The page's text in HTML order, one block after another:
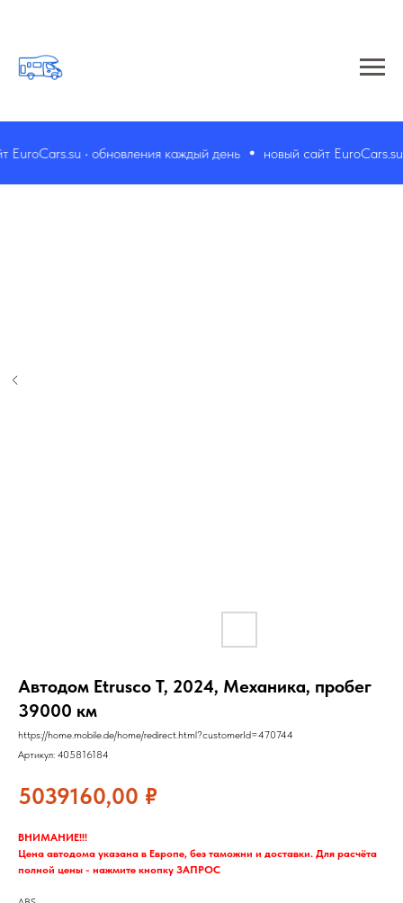
• обновления каждый день новый сайт EuroCars.su
Автодом Etrusco T, 2024, Механика, пробег
39000 км
https://home.mobile.de/home/redirect.html?customerId=470744
Артикул: 405816184
5039160,00 ₽
ВНИМАНИЕ!!!
Цена автодома указана в Европе, без таможни и доставки. Для расчёта
полной цены - нажмите кнопку ЗАПРОС